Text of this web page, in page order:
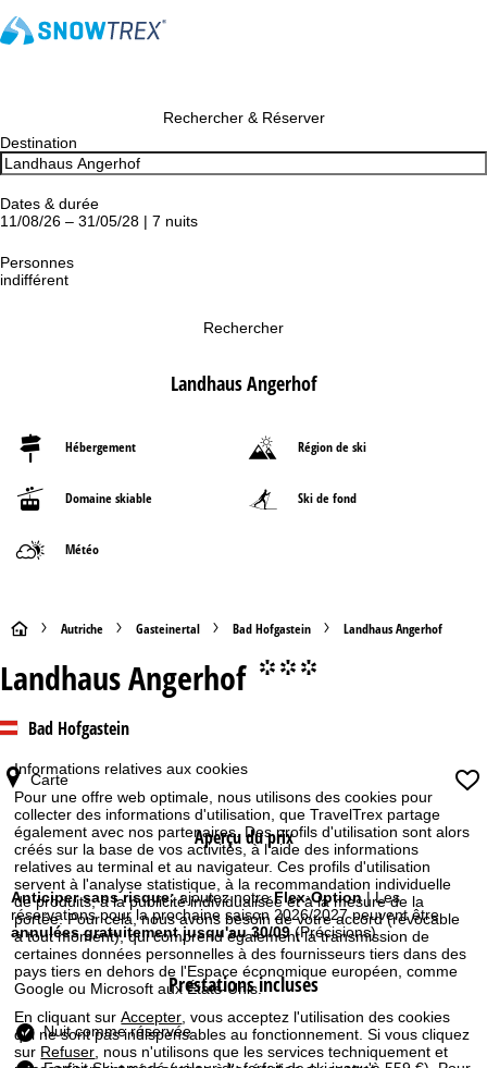
Informations relatives aux cookies
Pour une offre web optimale, nous utilisons des cookies pour
collecter des informations d'utilisation, que TravelTrex partage
également avec nos partenaires. Des profils d'utilisation sont alors
créés sur la base de vos activités, à l'aide des informations
relatives au terminal et au navigateur. Ces profils d'utilisation
servent à l'analyse statistique, à la recommandation individuelle
de produits, à la publicité individualisée et à la mesure de la
portée. Pour cela, nous avons besoin de votre accord (révocable
à tout moment), qui comprend également la transmission de
certaines données personnelles à des fournisseurs tiers dans des
pays tiers en dehors de l'Espace économique européen, comme
Google ou Microsoft aux États-Unis.
En cliquant surAccepter , vous acceptez l'utilisation des cookies
qui ne sont pas indispensables au fonctionnement. Si vous cliquez
sur Refuser , nous n'utilisons que les services techniquement et
Rechercher & Réserver
Destination
Dates & durée
11/08/26 – 31/05/28 | 7 nuits
Personnes
indifférent
Rechercher
Landhaus Angerhof
Hébergement Région de ski
Domaine skiable Ski de fond
Météo
P
a
e
d
'
a
c
c
u
Autriche Gasteinertal Bad Hofgastein Landhaus Angerhof
Landhaus Angerhof °°°
Bad Hofgastein
Carte
Aperçu du prix
Anticiper sans risque:ajoutez notreFlex-Option| Les
réservations pour la prochaine saison 2026/2027 peuvent être
annulées gratuitement jusqu'au 30/09 (Précisions)
Prestations incluses
Nuit comme réservée